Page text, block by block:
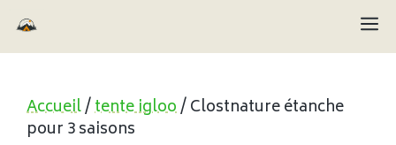
au
contenu
Accueil/tente igloo/ Clostnature étanche
pour 3 saisons